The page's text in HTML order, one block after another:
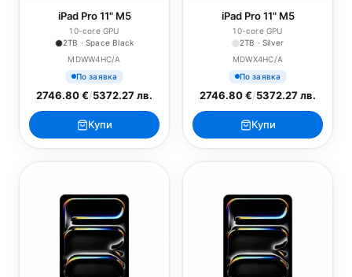
iPad Pro 11" M5
10-core GPU
2TB · Space Black
MDWW4HC/A
По заявка
2746.80 €/5372.27 лв.
Купи
iPad Pro 11" M5
10-core GPU
2TB · Silver
MDWX4HC/A
По заявка
2746.80 €/5372.27 лв.
Купи